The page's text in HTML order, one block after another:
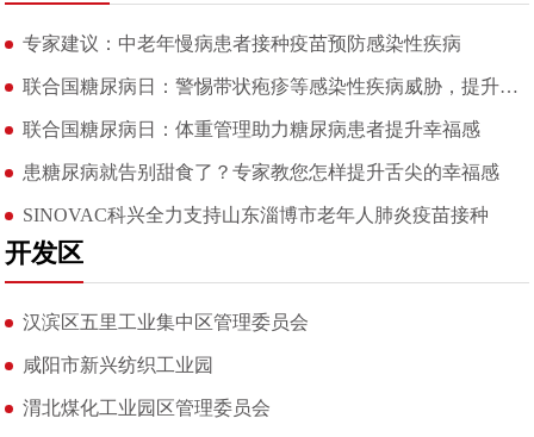
专家建议：中老年慢病患者接种疫苗预防感染性疾病
联合国糖尿病日：警惕带状疱疹等感染性疾病威胁，提升健康认知做
联合国糖尿病日：体重管理助力糖尿病患者提升幸福感
患糖尿病就告别甜食了？专家教您怎样提升舌尖的幸福感
SINOVAC科兴全力支持山东淄博市老年人肺炎疫苗接种
开发区
汉滨区五里工业集中区管理委员会
咸阳市新兴纺织工业园
渭北煤化工业园区管理委员会